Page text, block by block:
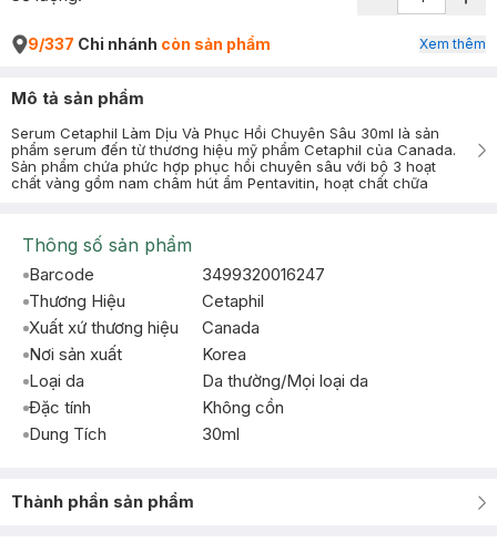
9/337 Chi nhánh còn sản phẩm Xem thêm
Mô tả sản phẩm
Serum Cetaphil Làm Dịu Và Phục Hồi Chuyên Sâu 30ml là sản
phẩm serum đến từ thương hiệu mỹ phẩm Cetaphil của Canada.
Sản phẩm chứa phức hợp phục hồi chuyên sâu với bộ 3 hoạt
chất vàng gồm nam châm hút ẩm Pentavitin, hoạt chất chữa
Thông số sản phẩm
Barcode
3499320016247
Thương Hiệu
Cetaphil
Xuất xứ thương hiệu
Canada
Nơi sản xuất
Korea
Loại da
Da thường/Mọi loại da
Đặc tính
Không cồn
Dung Tích
30ml
Thành phần sản phẩm